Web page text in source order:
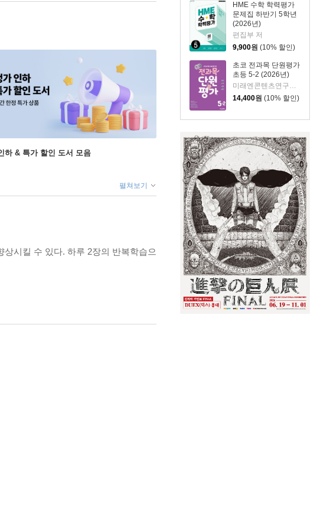
HME 수학 학력평가
문제집 하반기 5학년
(2026년)
편집부 저
9,900원 (10% 할인)
초코 전과목 단원평가
초등 5-2 (2026년)
미래엔콘텐츠연구회 저
14,400원 (10% 할인)
하 & 특가 할인 도서 모음
펼쳐보기
시킬 수 있다. 하루 2장의 반복학습으